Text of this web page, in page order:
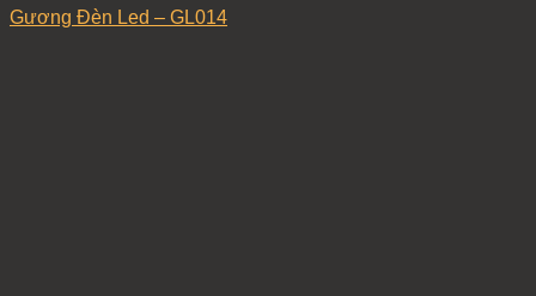
Gương Đèn Led – GL014